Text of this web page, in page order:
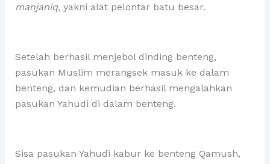
manjaniq, yakni alat pelontar batu besar.
Setelah berhasil menjebol dinding benteng,
pasukan Muslim merangsek masuk ke dalam
benteng, dan kemudian berhasil mengalahkan
pasukan Yahudi di dalam benteng.
Sisa pasukan Yahudi kabur ke benteng Qamush,